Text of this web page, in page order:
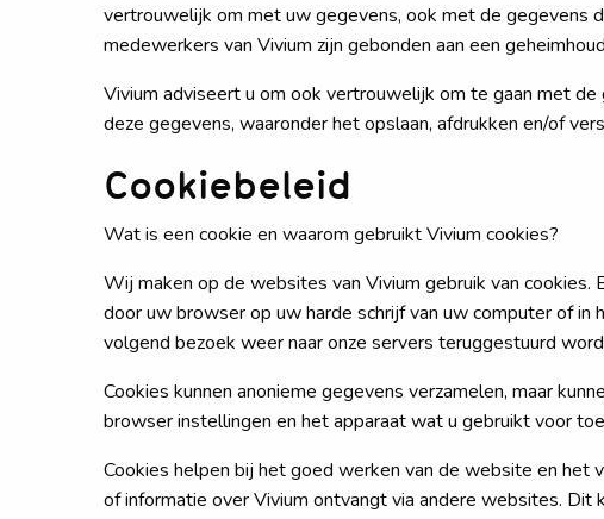
vertrouwelijk om met uw gegevens, ook met de gegevens
medewerkers van Vivium zijn gebonden aan een
Vivium adviseert u om ook vertrouwelijk om te gaan met
deze gegevens, waaronder het opslaan, afdrukken en/of
Cookiebeleid
Wat is een cookie en waarom gebruikt Vivium cookies?
Wij maken op de websites van Vivium gebruik van
door uw browser op uw harde schrijf van uw computer of
volgend bezoek weer naar onze servers teruggestuurd
Cookies kunnen anonieme gegevens verzamelen, maar
browser instellingen en het apparaat wat u gebruikt voor
Cookies helpen bij het goed werken van de website en het
of informatie over Vivium ontvangt via andere websites. Dit